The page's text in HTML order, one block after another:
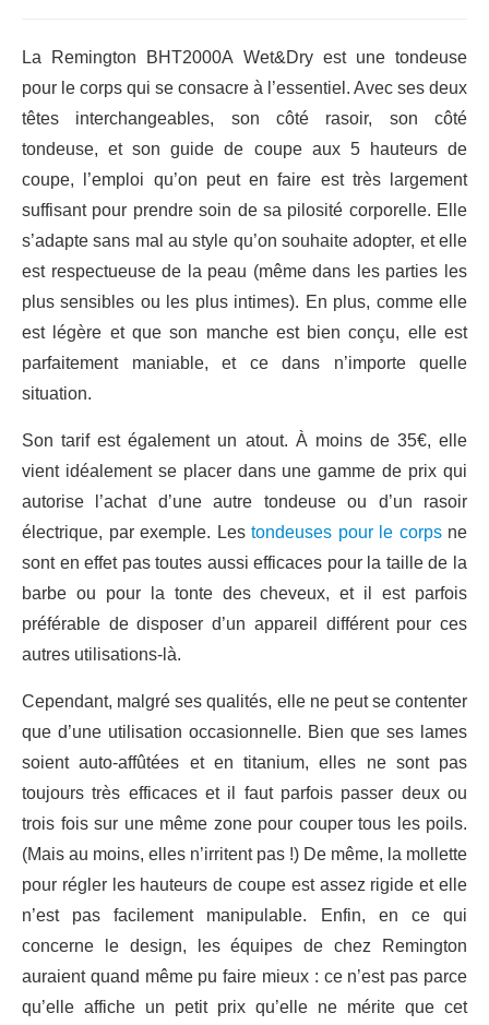
La Remington BHT2000A Wet&Dry est une tondeuse
pour le corps qui se consacre à l’essentiel. Avec ses deux
têtes interchangeables, son côté rasoir, son côté
tondeuse, et son guide de coupe aux 5 hauteurs de
coupe, l’emploi qu’on peut en faire est très largement
suffisant pour prendre soin de sa pilosité corporelle. Elle
s’adapte sans mal au style qu’on souhaite adopter, et elle
est respectueuse de la peau (même dans les parties les
plus sensibles ou les plus intimes). En plus, comme elle
est légère et que son manche est bien conçu, elle est
parfaitement maniable, et ce dans n’importe quelle
situation.
Son tarif est également un atout. À moins de 35€, elle
vient idéalement se placer dans une gamme de prix qui
autorise l’achat d’une autre tondeuse ou d’un rasoir
électrique, par exemple. Les tondeuses pour le corpsne
sont en effet pas toutes aussi efficaces pour la taille de la
barbe ou pour la tonte des cheveux, et il est parfois
préférable de disposer d’un appareil différent pour ces
autres utilisations-là.
Cependant, malgré ses qualités, elle ne peut se contenter
que d’une utilisation occasionnelle. Bien que ses lames
soient auto-affûtées et en titanium, elles ne sont pas
toujours très efficaces et il faut parfois passer deux ou
trois fois sur une même zone pour couper tous les poils.
(Mais au moins, elles n’irritent pas !) De même, la mollette
pour régler les hauteurs de coupe est assez rigide et elle
n’est pas facilement manipulable. Enfin, en ce qui
concerne le design, les équipes de chez Remington
auraient quand même pu faire mieux : ce n’est pas parce
qu’elle affiche un petit prix qu’elle ne mérite que cet